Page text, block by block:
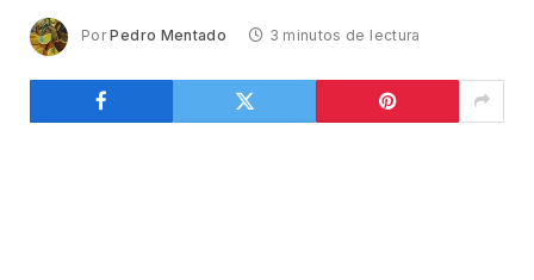
Por Pedro Mentado 3 minutos de lectura